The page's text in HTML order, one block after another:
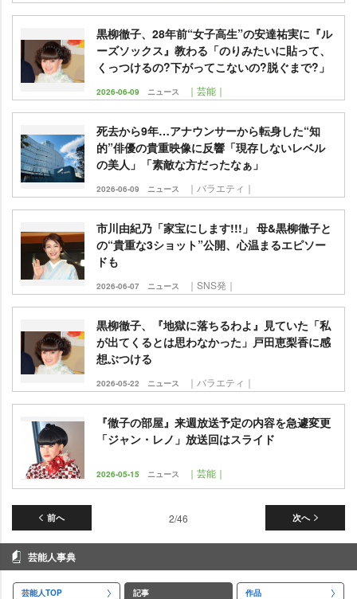
黒柳徹子、28年前“女子高生”の安達祐実に『ル
ーズソックス』教わる「のりみたいに貼って、
くっつけるの?下がってこないの?脱ぐまで?」
2026-06-09 ニュース ｜芸能｜
死去から9年…アナウンサーから転身した“知
的”俳優の貴重映像に反響「現存しないレベル
の美人」「素敵な方だったなぁ」
2026-06-09 ニュース ｜バラエティ｜
市川由紀乃「家宝にします!!!」 母&黒柳徹子と
の“貴重な3ショット”公開、心温まるエピソー
ドも
2026-06-07 ニュース ｜SNS発｜
黒柳徹子、『地獄に落ちるわよ』見ていた「私
が出てくるとは思わなかった」戸田恵梨香に感
想ぶつける
2026-05-22 ニュース ｜バラエティ｜
『徹子の部屋』来週放送予定の内容を急遽変更
「ジャン・レノ」放送回はスライド
2026-05-15 ニュース ｜芸能｜
前へ 次へ
2/46
芸能人事典
芸能人TOP 記事 作品